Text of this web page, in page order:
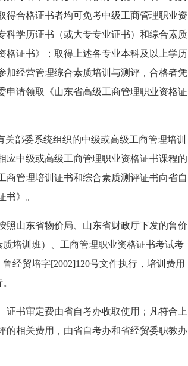
得合格证书者均可免考中级工商管理职业资
科学历证书（或大专专业证书）和综合素质
格证书》；取得上述各专业本科及以上学历
加经营管理综合素质培训与测评，合格者凭
申请领取《山东省高级工商管理职业资格证
部委系统组织的中级或高级工商管理培训
应中级或高级工商管理职业资格证书课程的
管理培训证书和综合素质测评证书向省自
》。
山东省物价局、山东省财政厅下发的鲁价
培训班）、工商管理职业资格证书考试考
经贸培字[2002]120号文件执行，培训费用
书审定费由省自考办收取使用；凡符合上
的相关费用，由省自考办和省经贸委职教办